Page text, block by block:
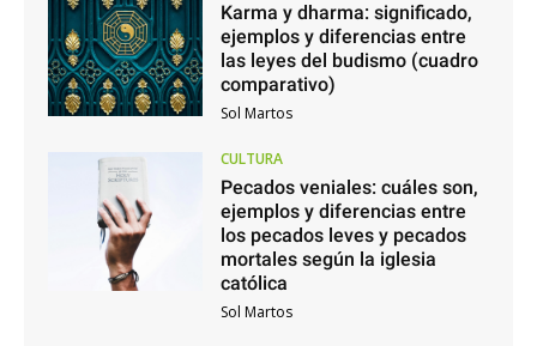
Karma y dharma: significado,
ejemplos y diferencias entre
las leyes del budismo (cuadro
comparativo)
Sol Martos
CULTURA
Pecados veniales: cuáles son,
ejemplos y diferencias entre
los pecados leves y pecados
mortales según la iglesia
católica
Sol Martos